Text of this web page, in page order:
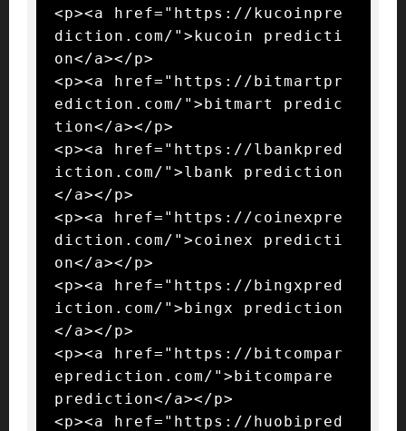
<p><a href="https://kucoinpre
diction.com/">kucoin predicti
on</a></p>
<p><a href="https://bitmartpr
ediction.com/">bitmart predic
tion</a></p>
<p><a href="https://lbankpred
iction.com/">lbank prediction
</a></p>
<p><a href="https://coinexpre
diction.com/">coinex predicti
on</a></p>
<p><a href="https://bingxpred
iction.com/">bingx prediction
</a></p>
<p><a href="https://bitcompar
eprediction.com/">bitcompare
prediction</a></p>
<p><a href="https://huobipred